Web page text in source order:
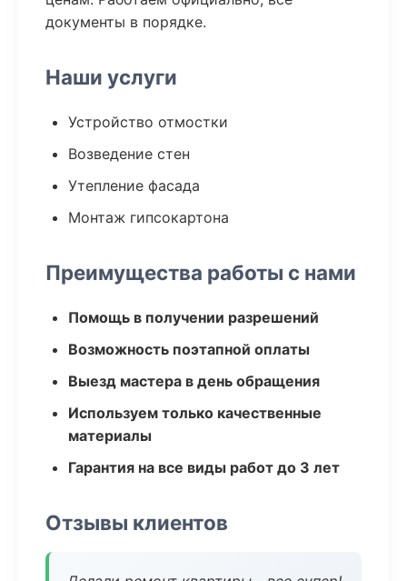
документы в порядке.
Наши услуги
Устройство отмостки
Возведение стен
Утепление фасада
Монтаж гипсокартона
Преимущества работы с нами
Помощь в получении разрешений
Возможность поэтапной оплаты
Выезд мастера в день обращения
Используем только качественные
материалы
Гарантия на все виды работ до 3 лет
Отзывы клиентов